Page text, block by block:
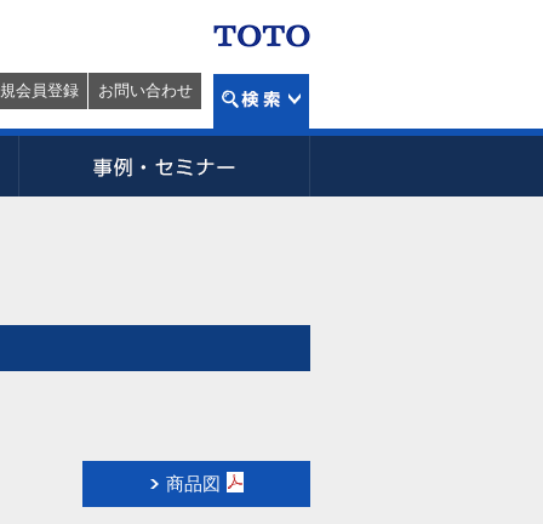
会員登録 お問い合わせ
商品図